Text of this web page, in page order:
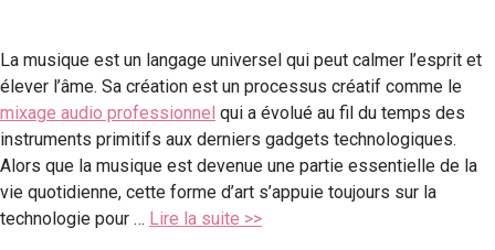
La musique est un langage universel qui peut calmer l’esprit et
élever l’âme. Sa création est un processus créatif comme le
mixage audio professionnel qui a évolué au fil du temps des
instruments primitifs aux derniers gadgets technologiques.
Alors que la musique est devenue une partie essentielle de la
vie quotidienne, cette forme d’art s’appuie toujours sur la
technologie pour … Lire la suite >>